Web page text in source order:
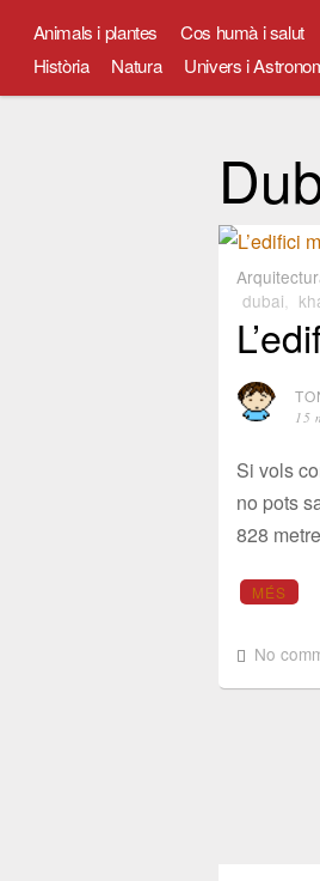
Animals i plantes Cos humà i salut
Història
Natura Univers i
dubai
15
Si vols
no pots
828
MÉS
No